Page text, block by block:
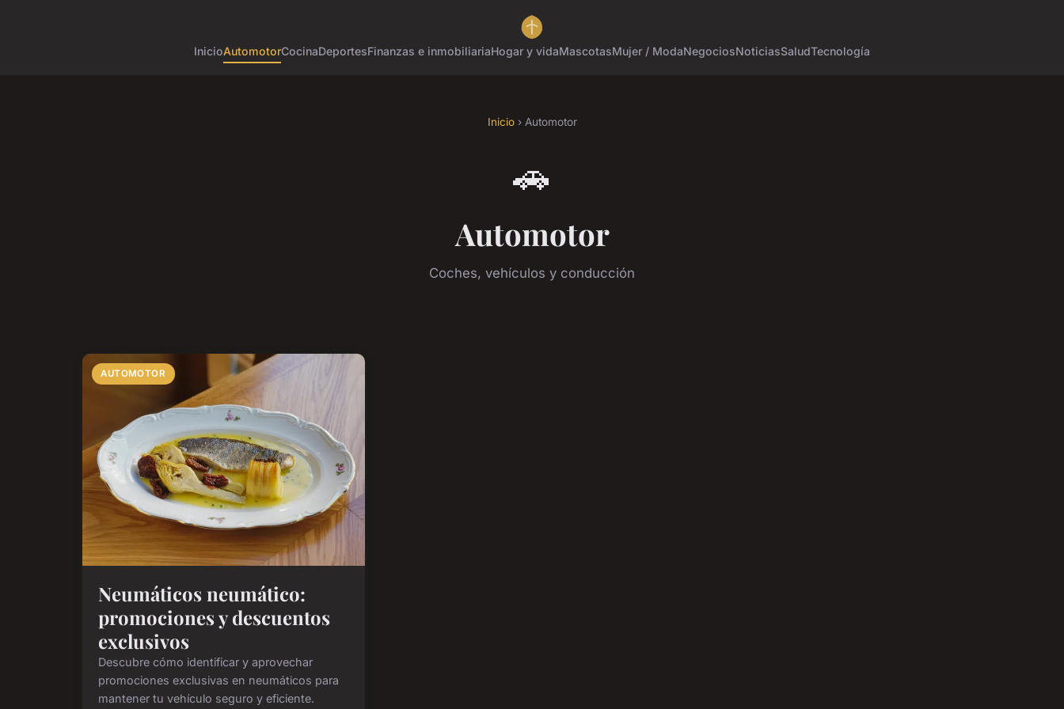
InicioAutomotorCocinaDeportesFinanzas e inmobiliariaHogar y vidaMascotasMujer / ModaNegociosNoticiasSaludTecnología
Inicio› Automotor
🚗
Automotor
Coches, vehículos y conducción
AUTOMOTOR
Neumáticos neumático:
promociones y descuentos
exclusivos
Descubre cómo identificar y aprovechar
promociones exclusivas en neumáticos para
mantener tu vehículo seguro y eficiente.